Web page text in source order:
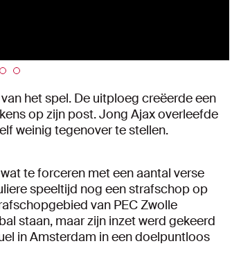
het spel. De uitploeg creëerde een
op zijn post. Jong Ajax overleefde
weinig tegenover te stellen.
te forceren met een aantal verse
speeltijd nog een strafschop op
van PEC Zwolle
staan, maar zijn inzet werd gekeerd
in Amsterdam in een doelpuntloos